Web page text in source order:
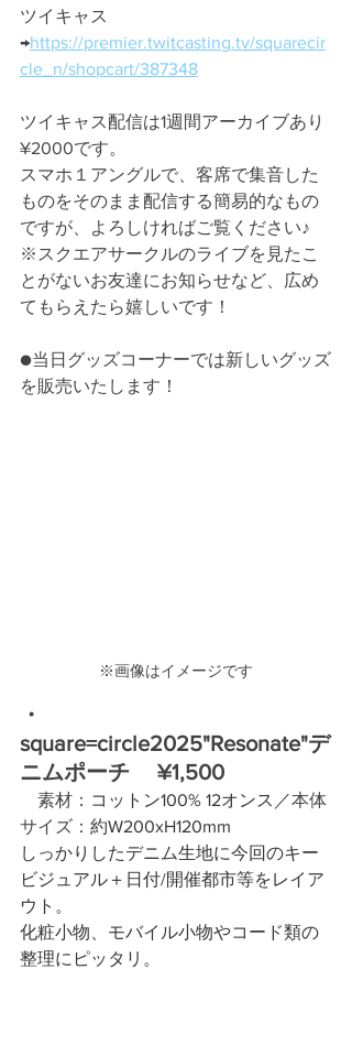
ツイキャス
→https://premier.twitcasting.tv/squarecir
cle_n/shopcart/387348
ツイキャス配信は1週間アーカイブあり
¥2000です。
スマホ１アングルで、客席で集音した
ものをそのまま配信する簡易的なもの
ですが、よろしければご覧ください♪
※スクエアサークルのライブを見たこ
とがないお友達にお知らせなど、広め
てもらえたら嬉しいです！
●当日グッズコーナーでは新しいグッズ
を販売いたします！
※画像はイメージです
・
square=circle2025"Resonate"デ
ニムポーチ　 ¥1,500
素材： コットン100% 12オンス／本体
サイズ： 約W200xH120mm
しっかりしたデニム生地に今回のキー
ビジュアル＋日付/開催都市等をレイア
ウト。
化粧小物、モバイル小物やコード類の
整理にピッタリ。